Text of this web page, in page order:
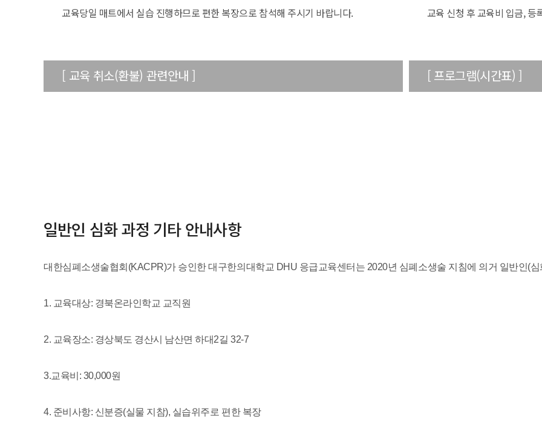
교육당일 매트에서 실습 진행하므로 편한 복장으로 참석해 주시기 바랍니다.
[ 교육 취소(환불) 관련안내 ]
교육 신청 후 교육비 입금, 등
[ 프로그램(시간표) ]
일반인 심화 과정 기타 안내사항